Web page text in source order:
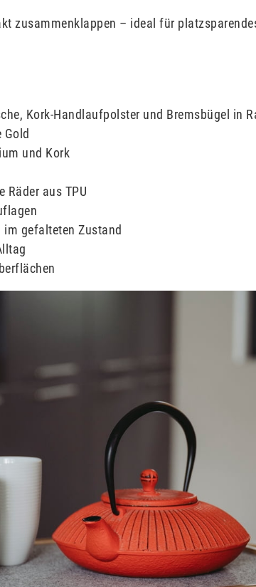
zusammenklappen – ideal für
Kork-Handlaufpolster und Bremsbügel in
Gold
und Kork
Räder aus TPU
gefalteten Zustand